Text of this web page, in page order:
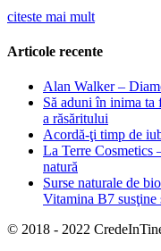
citeste mai mult
Articole recente
Alan Walker –
Să aduni în inima ta
a răsăritului
Acordă-ţi timp de
La Terre Cosmetics
natură
Surse naturale de
Vitamina B7
© 2018 - 2022